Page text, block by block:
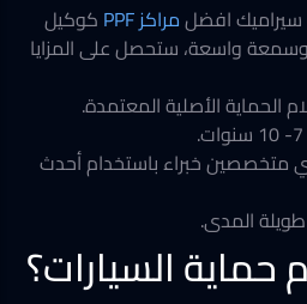
سيراميك افضلمراكز PPF
كوكيل
واسعة، ستحصل على المزايا
الحماية الأصلية المعتمدة.
متخصصين خبراء باستخدام أحدث
طويلة المدى.
حماية السيارات؟